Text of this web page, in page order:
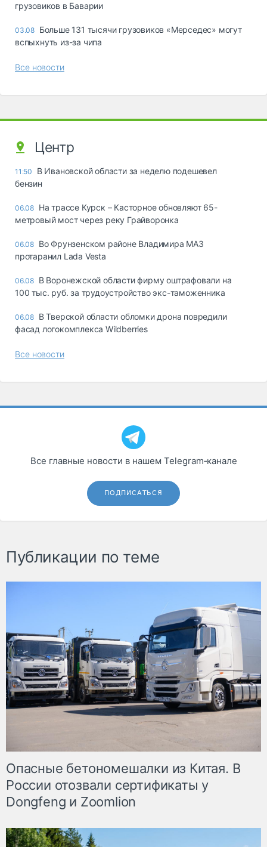
грузовиков в Баварии
03.08 Больше 131 тысячи грузовиков «Мерседес» могут
вспыхнуть из-за чипа
Все новости
Центр
11:50
В Ивановской области за неделю подешевел
бензин
06.08 На трассе Курск – Касторное обновляют 65-
метровый мост через реку Грайворонка
06.08 Во Фрунзенском районе Владимира МАЗ
протаранил Lada Vesta
06.08 В Воронежской области фирму оштрафовали на
100 тыс. руб. за трудоустройство экс-таможенника
06.08 В Тверской области обломки дрона повредили
фасад логокомплекса Wildberries
Все новости
Все главные новости в нашем Telegram‑канале
ПОДПИСАТЬСЯ
Публикации по теме
Опасные бетономешалки из Китая. В
России отозвали сертификаты у
Dongfeng и Zoomlion